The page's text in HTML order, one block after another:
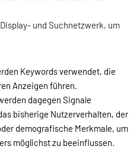
und Suchnetzwerk, um
Keywords verwendet, die
Anzeigen führen.
dagegen Signale
bisherige Nutzerverhalten, der
demografische Merkmale, um
möglichst zu beeinflussen.